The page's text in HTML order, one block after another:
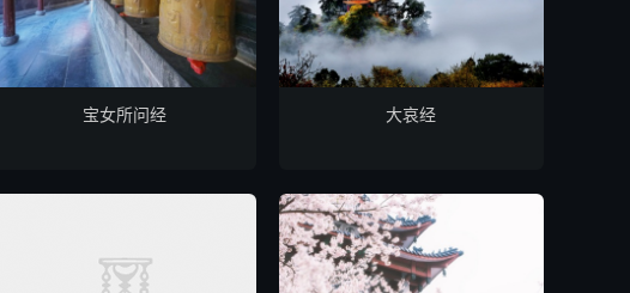
宝女所问经 大哀经